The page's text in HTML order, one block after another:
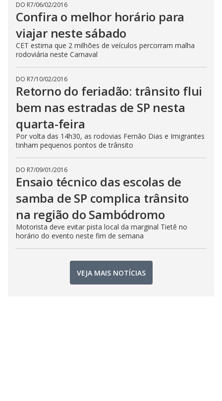
DO R7/06/02/2016
Confira o melhor horário para
viajar neste sábado
CET estima que 2 milhões de veículos percorram malha
rodoviária neste Carnaval
DO R7/10/02/2016
Retorno do feriadão: trânsito flui
bem nas estradas de SP nesta
quarta-feira
Por volta das 14h30, as rodovias Fernão Dias e Imigrantes
tinham pequenos pontos de trânsito
DO R7/09/01/2016
Ensaio técnico das escolas de
samba de SP complica trânsito
na região do Sambódromo
Motorista deve evitar pista local da marginal Tietê no
horário do evento neste fim de semana
VEJA MAIS NOTÍCIAS